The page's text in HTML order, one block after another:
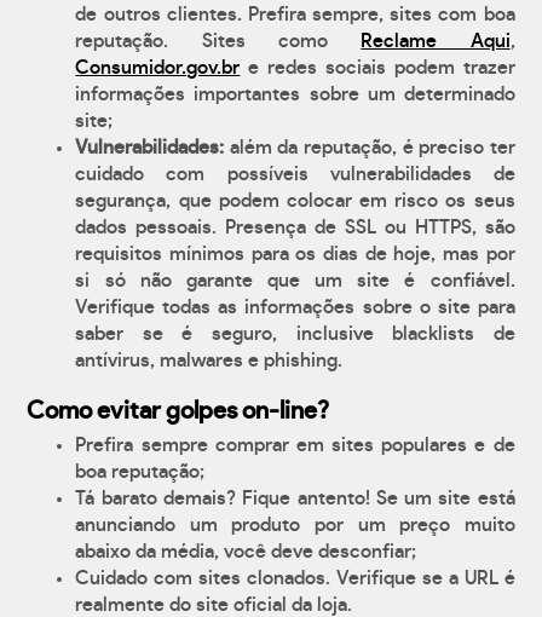
de outros clientes. Prefira sempre, sites com boa
reputação. Sites como
Reclame Aqui,
Consumidor.gov.br e redes sociais podem trazer
informações importantes sobre um determinado
site;
Vulnerabilidades: além da reputação, é preciso ter
cuidado com possíveis vulnerabilidades de
segurança, que podem colocar em risco os seus
dados pessoais. Presença de SSL ou HTTPS, são
requisitos mínimos para os dias de hoje, mas por
si só não garante que um site é confiável.
Verifique todas as informações sobre o site para
saber se é seguro, inclusive blacklists de
antívirus, malwares e phishing.
Como evitar golpes on-line?
Prefira sempre comprar em sites populares e de
boa reputação;
Tá barato demais? Fique antento! Se um site está
anunciando um produto por um preço muito
abaixo da média, você deve desconfiar;
Cuidado com sites clonados. Verifique se a URL é
realmente do site oficial da loja.